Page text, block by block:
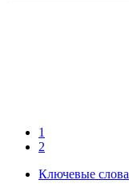
1
2
Ключевые слова